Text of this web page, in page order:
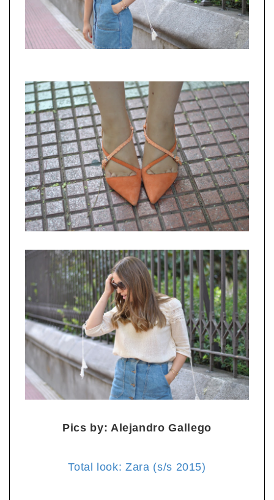
Pics by: Alejandro Gallego
Total look: Zara (s/s 2015)